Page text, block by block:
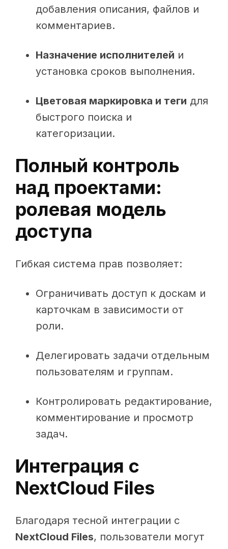
добавления описания, файлов и
комментариев.
Назначение исполнителей и
установка сроков выполнения.
Цветовая маркировка и теги для
быстрого поиска и
категоризации.
Полный контроль
над проектами:
ролевая модель
доступа
Гибкая система прав позволяет:
Ограничивать доступ к доскам и
карточкам в зависимости от
роли.
Делегировать задачи отдельным
пользователям и группам.
Контролировать редактирование,
комментирование и просмотр
задач.
Интеграция с
NextCloud Files
Благодаря тесной интеграции с
NextCloud Files, пользователи могут